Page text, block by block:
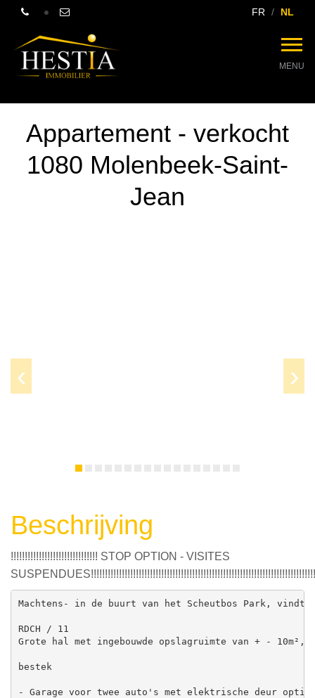
FR NL
MENU
Appartement - verkocht
1080 Molenbeek-Saint-
Jean
Beschrijving
!!!!!!!!!!!!!!!!!!!!!!!!!!!!!!! STOP OPTION - VISITES
Machtens- in de buurt van het Scheutbos Park, vindt u
RDCH / 11
Grote hal met ingebouwde opslagruimte van + -
bestek
- Garage voor twee auto's met elektrische deur